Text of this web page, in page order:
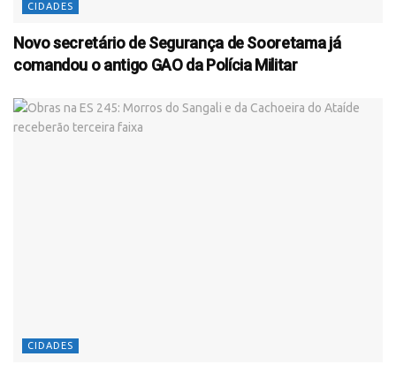
CIDADES
Novo secretário de Segurança de Sooretama já
comandou o antigo GAO da Polícia Militar
CIDADES